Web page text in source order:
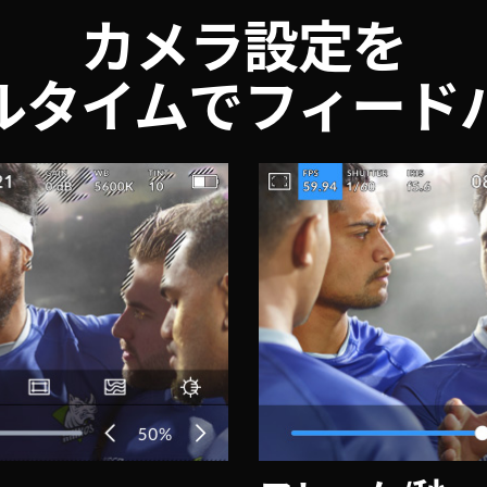
カメラ設定を
タイムでフィード